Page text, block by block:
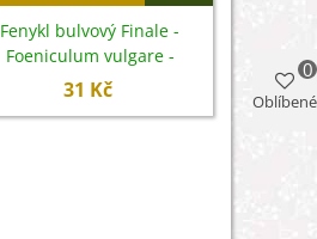
Fenykl bulvový Finale -
Foeniculum vulgare -
semena - 45 ks
31 Kč Oblíbené
0